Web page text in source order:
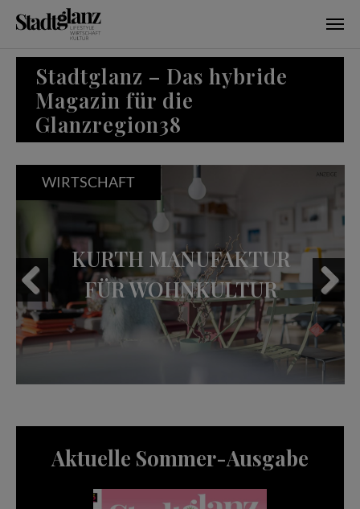
Skip to main content
Stadtglanz – Das hybride
Magazin für die
Glanzregion38
WIRTSCHAFT
KURTH MANUFAKTUR
FÜR WOHNKULTUR
Previous Next
Aktuelle Sommer-Ausgabe